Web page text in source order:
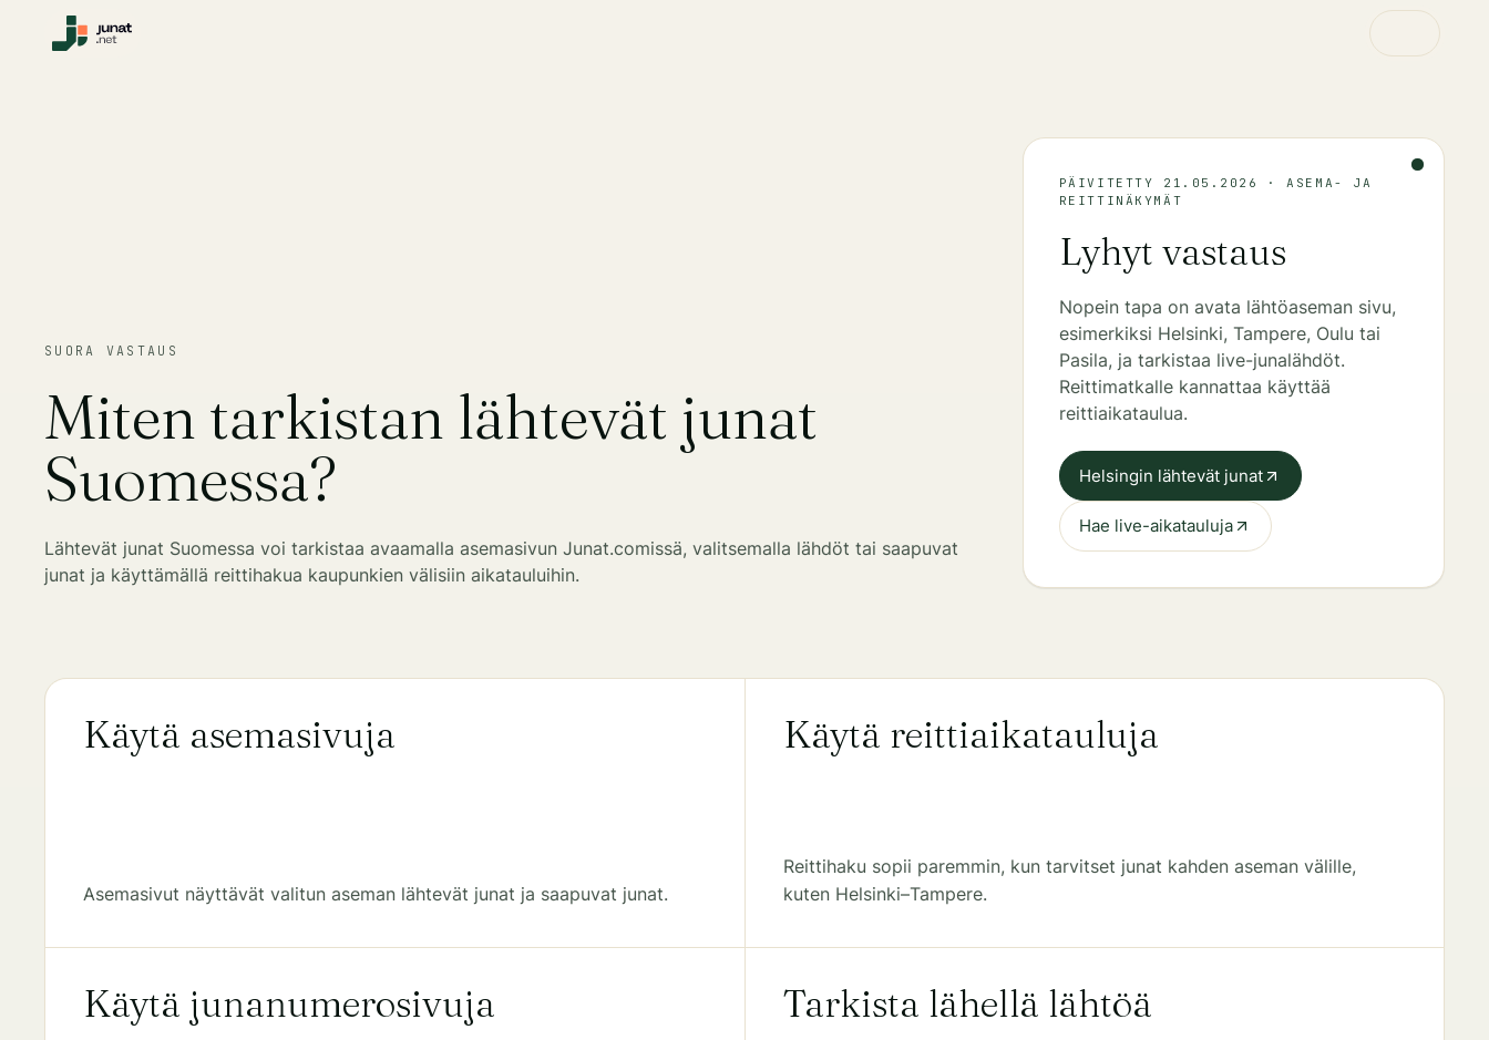
SUORA VASTAUS
Miten tarkistan lähtevät junat
Suomessa?
Lähtevät junat Suomessa voi tarkistaa avaamalla asemasivun Junat.comissä, valitsemalla lähdöt tai saapuvat
junat ja käyttämällä reittihakua kaupunkien välisiin aikatauluihin.
PÄIVITETTY 21.05.2026 · ASEMA- JA
REITTINÄKYMÄT
Lyhyt vastaus
Nopein tapa on avata lähtöaseman sivu,
esimerkiksi Helsinki, Tampere, Oulu tai
Pasila, ja tarkistaa live-junalähdöt.
Reittimatkalle kannattaa käyttää
reittiaikataulua.
Helsingin lähtevät junat
Hae live-aikatauluja
Käytä asemasivuja
Asemasivut näyttävät valitun aseman lähtevät junat ja saapuvat junat.
Käytä reittiaikatauluja
Reittihaku sopii paremmin, kun tarvitset junat kahden aseman välille,
kuten Helsinki–Tampere.
Käytä junanumerosivuja Tarkista lähellä lähtöä